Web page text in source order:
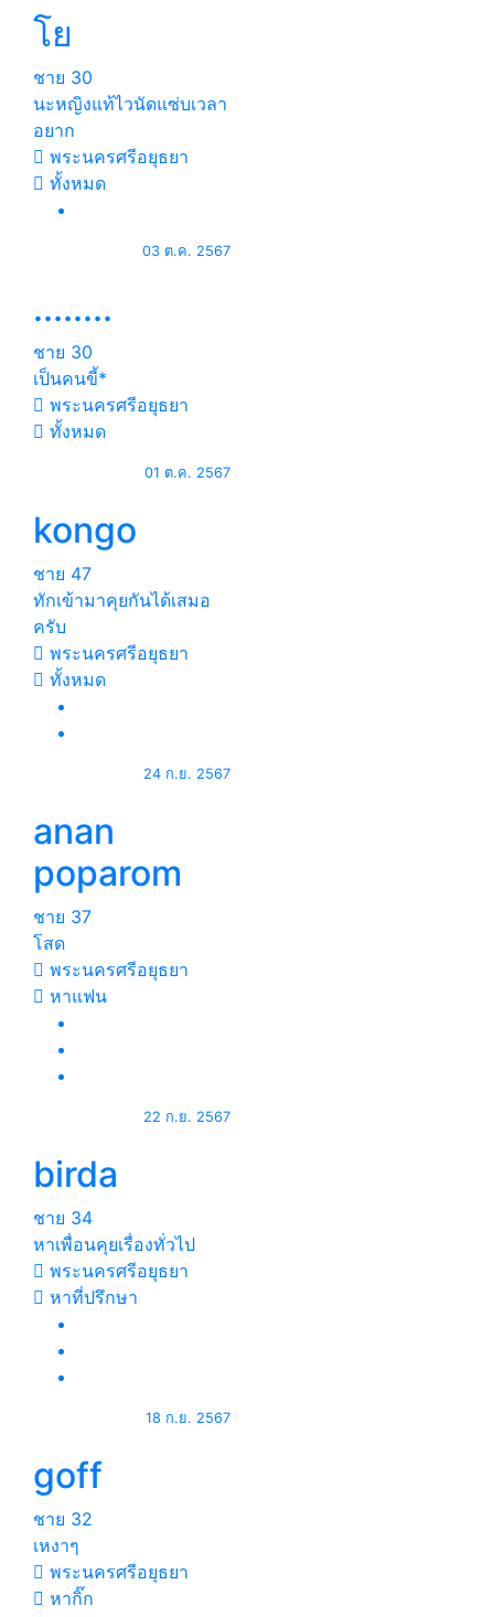
โย
ชาย 30
นะหญิงแท้ไวนัดแซ่บเวลา
อยาก
พระนครศรีอยุธยา
ทั้งหมด
03 ต.ค. 2567
........
ชาย 30
เป็นคนขี้*
พระนครศรีอยุธยา
ทั้งหมด
01 ต.ค. 2567
kongo
ชาย 47
ทักเข้ามาคุยกันได้เสมอ
ครับ
พระนครศรีอยุธยา
ทั้งหมด
24 ก.ย. 2567
anan
poparom
ชาย 37
โสด
พระนครศรีอยุธยา
หาแฟน
22 ก.ย. 2567
birda
ชาย 34
หาเพื่อนคุยเรื่องทั่วไป
พระนครศรีอยุธยา
หาที่ปรึกษา
18 ก.ย. 2567
goff
ชาย 32
เหงาๆ
พระนครศรีอยุธยา
หากิ๊ก